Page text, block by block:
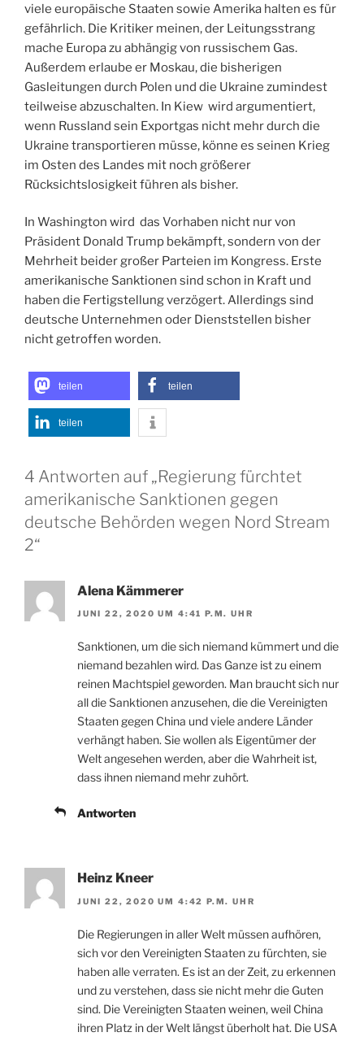
viele europäische Staaten sowie Amerika halten es für
gefährlich. Die Kritiker meinen, der Leitungsstrang
mache Europa zu abhängig von russischem Gas.
Außerdem erlaube er Moskau, die bisherigen
Gasleitungen durch Polen und die Ukraine zumindest
teilweise abzuschalten. In Kiew wird argumentiert,
wenn Russland sein Exportgas nicht mehr durch die
Ukraine transportieren müsse, könne es seinen Krieg
im Osten des Landes mit noch größerer
Rücksichtslosigkeit führen als bisher.
In Washington wird das Vorhaben nicht nur von
Präsident Donald Trump bekämpft, sondern von der
Mehrheit beider großer Parteien im Kongress. Erste
amerikanische Sanktionen sind schon in Kraft und
haben die Fertigstellung verzögert. Allerdings sind
deutsche Unternehmen oder Dienststellen bisher
nicht getroffen worden.
teilen teilen
teilen
4 Antworten auf „Regierung fürchtet
amerikanische Sanktionen gegen
deutsche Behörden wegen Nord Stream
2“
Alena Kämmerer
JUNI 22, 2020 UM 4:41 P.M. UHR
Sanktionen, um die sich niemand kümmert und die
niemand bezahlen wird. Das Ganze ist zu einem
reinen Machtspiel geworden. Man braucht sich nur
all die Sanktionen anzusehen, die die Vereinigten
Staaten gegen China und viele andere Länder
verhängt haben. Sie wollen als Eigentümer der
Welt angesehen werden, aber die Wahrheit ist,
dass ihnen niemand mehr zuhört.
Antworten
Heinz Kneer
JUNI 22, 2020 UM 4:42 P.M. UHR
Die Regierungen in aller Welt müssen aufhören,
sich vor den Vereinigten Staaten zu fürchten, sie
haben alle verraten. Es ist an der Zeit, zu erkennen
und zu verstehen, dass sie nicht mehr die Guten
sind. Die Vereinigten Staaten weinen, weil China
ihren Platz in der Welt längst überholt hat. Die USA